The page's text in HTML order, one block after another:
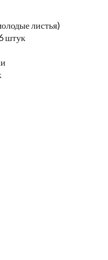
листья)
штук